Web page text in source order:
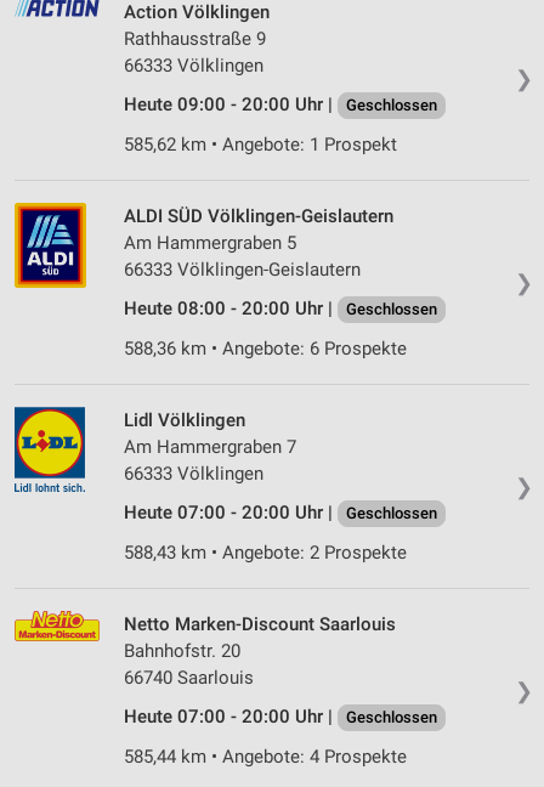
❯
Action Völklingen
Rathhausstraße 9
66333 Völklingen
Heute 09:00 - 20:00 Uhr |
Geschlossen
585,62 km • Angebote: 1 Prospekt
❯
ALDI SÜD Völklingen-Geislautern
Am Hammergraben 5
66333 Völklingen-Geislautern
Heute 08:00 - 20:00 Uhr |
Geschlossen
588,36 km • Angebote: 6 Prospekte
❯
Lidl Völklingen
Am Hammergraben 7
66333 Völklingen
Heute 07:00 - 20:00 Uhr |
Geschlossen
588,43 km • Angebote: 2 Prospekte
❯
Netto Marken-Discount Saarlouis
Bahnhofstr. 20
66740 Saarlouis
Heute 07:00 - 20:00 Uhr |
Geschlossen
585,44 km • Angebote: 4 Prospekte